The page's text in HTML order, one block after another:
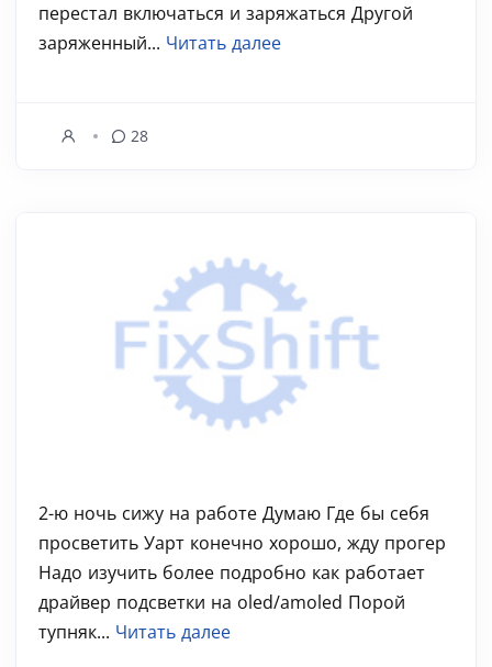
перестал включаться и заряжаться Другой
заряженный... Читать далее
28
2-ю ночь сижу на работе Думаю Где бы себя
просветить Уарт конечно хорошо, жду прогер
Надо изучить более подробно как работает
драйвер подсветки на oled/amoled Порой
тупняк... Читать далее